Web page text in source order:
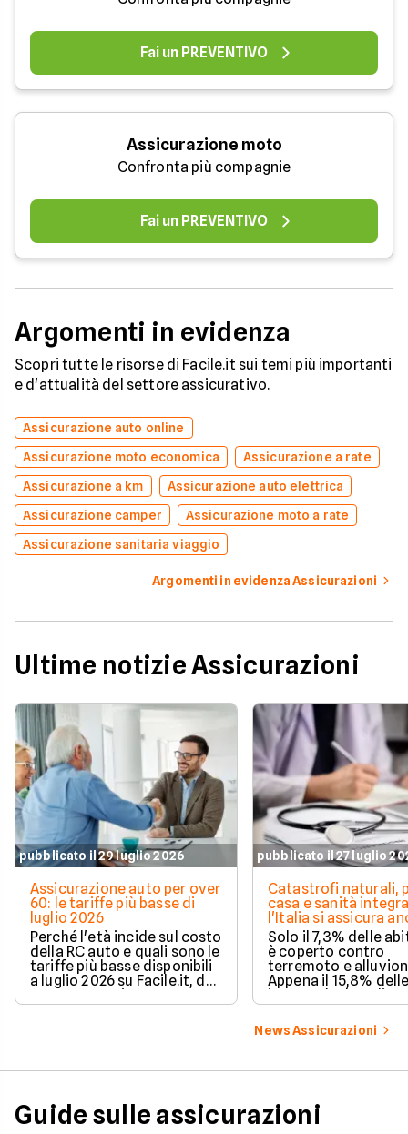
Fai un PREVENTIVO
Assicurazione moto
Confronta più compagnie
Fai un PREVENTIVO
Argomenti in evidenza
Scopri tutte le risorse di Facile.it sui temi più importanti
e d'attualità del settore assicurativo.
Assicurazione auto online
Assicurazione moto economica
Assicurazione a rate
Assicurazione a km
Assicurazione auto elettrica
Assicurazione camper
Assicurazione moto a rate
Assicurazione sanitaria viaggio
Argomenti in evidenza Assicurazioni
Ultime notizie Assicurazioni
pubblicato il 29 luglio 2026
Assicurazione auto per over
60: le tariffe più basse di
luglio 2026
Perché l'età incide sul costo
della RC auto e quali sono le
tariffe più basse disponibili
a luglio 2026 su Facile.it, da
106,32€ annui.
pubblicato il 27 luglio
Catastrofi naturali,
casa e sanità
l'Italia si assicura
troppo poco. I dati
Solo il 7,3% delle
è coperto contro
terremoto e
Appena il 15,8%
imprese ha la polizza
catastrofale
dati ANIA 2025 sul
assicurativo
News Assicurazioni
Guide sulle assicurazioni